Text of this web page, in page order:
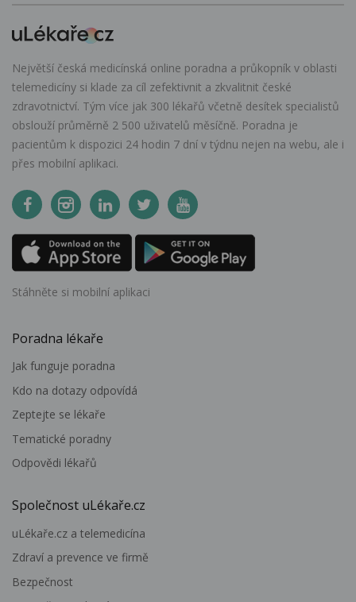
Největší česká medicínská online poradna a průkopník v oblasti
telemedicíny si klade za cíl zefektivnit a zkvalitnit české
zdravotnictví. Tým více jak 300 lékařů včetně desítek specialistů
obslouží průměrně 2 500 uživatelů měsíčně. Poradna je
pacientům k dispozici 24 hodin 7 dní v týdnu nejen na webu, ale i
přes mobilní aplikaci.
Stáhněte si mobilní aplikaci
Poradna lékaře
Jak funguje poradna
Kdo na dotazy odpovídá
Zeptejte se lékaře
Tematické poradny
Odpovědi lékařů
Společnost uLékaře.cz
uLékaře.cz a telemedicína
Zdraví a prevence ve firmě
Bezpečnost